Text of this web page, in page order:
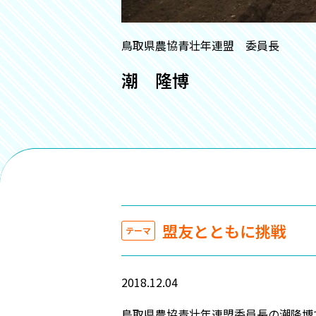
鳥取県農協青壮年連盟 委員長
潮 隆博
テーマ 盟友とともに挑戦
2018.12.04